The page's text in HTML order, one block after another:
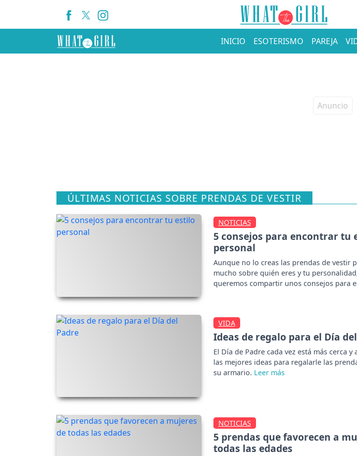
INICIO ESOTERISMO PAREJA
ÚLTIMAS NOTICIAS SOBRE PRENDAS DE VESTIR
NOTICIAS
5 consejos para encontrar tu
personal
Aunque no lo creas las prendas de vestir
mucho sobre quién eres y tu
queremos compartir unos consejos para
VIDA
Ideas de regalo para el Día
El Día de Padre cada vez está más cerca
las mejores ideas para regalarle las
su armario.
NOTICIAS
5 prendas que favorecen a
todas las edades